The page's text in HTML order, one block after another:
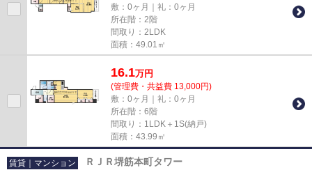
敷：0ヶ月｜礼：0ヶ月
所在階：2階
間取り：2LDK
面積：49.01㎡
16.1万円
(管理費・共益費 13,000円)
敷：0ヶ月｜礼：0ヶ月
所在階：6階
間取り：1LDK＋1S(納戸)
面積：43.99㎡
賃貸｜マンション ＲＪＲ堺筋本町タワー